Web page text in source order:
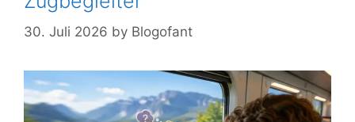
30. Juli 2026 by Blogofant